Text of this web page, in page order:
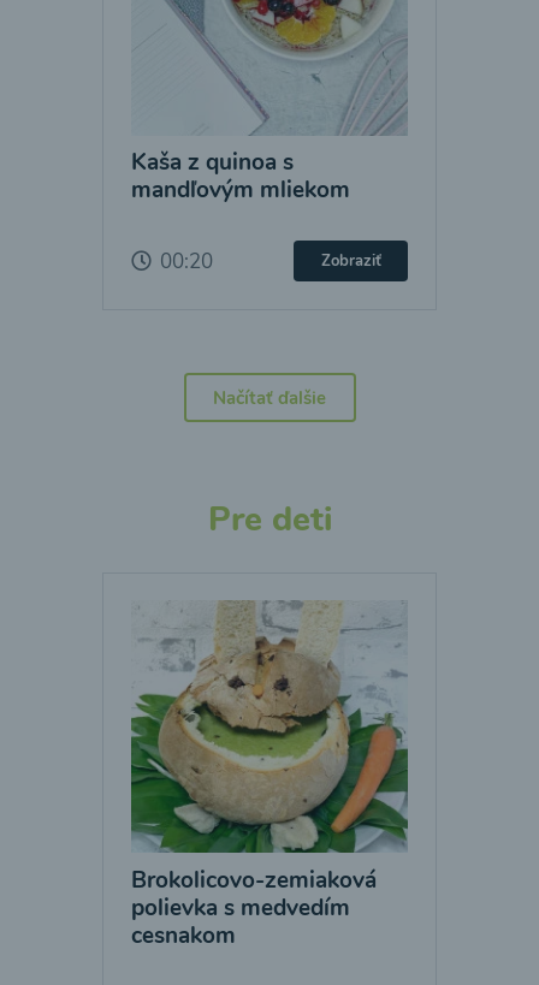
Kaša z quinoa s
mandľovým mliekom
00:20 Zobraziť
Načítať ďalšie
Pre deti
Brokolicovo-zemiaková
polievka s medvedím
cesnakom